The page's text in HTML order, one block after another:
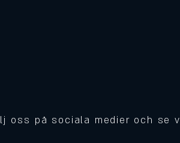
oss på sociala medier och se